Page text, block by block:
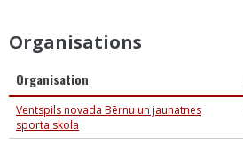
Organisations
Organisation
Ventspils novada Bērnu un jaunatnes
sporta skola